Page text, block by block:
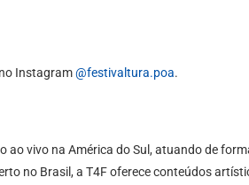
Instagram@festivaltura.poa.
ao vivo na América do Sul, atuando de
no Brasil, a T4F oferece conteúdos